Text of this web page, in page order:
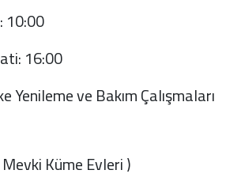
10:00
16:00
Yenileme ve Bakım Çalışmaları
Küme Evleri )